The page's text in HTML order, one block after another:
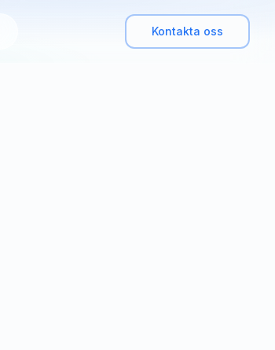
Kontakta oss